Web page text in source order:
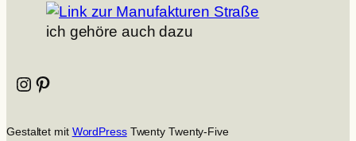
ich gehöre auch dazu
Instagram Pinterest
Gestaltet mit WordPressTwenty Twenty-Five